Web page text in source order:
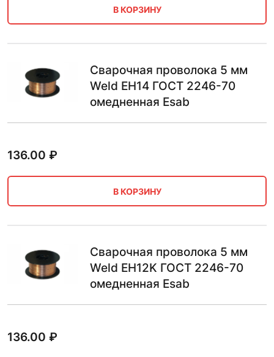
В КОРЗИНУ
Сварочная проволока 5 мм
Weld EH14 ГОСТ 2246-70
омедненная Esab
136.00 ₽
В КОРЗИНУ
Сварочная проволока 5 мм
Weld EH12K ГОСТ 2246-70
омедненная Esab
136.00 ₽